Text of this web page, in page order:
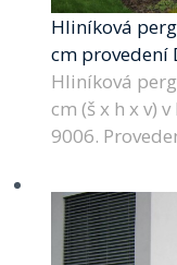
Hliníková
cm provedení
Hliníková
cm (š x h x v)
9006.